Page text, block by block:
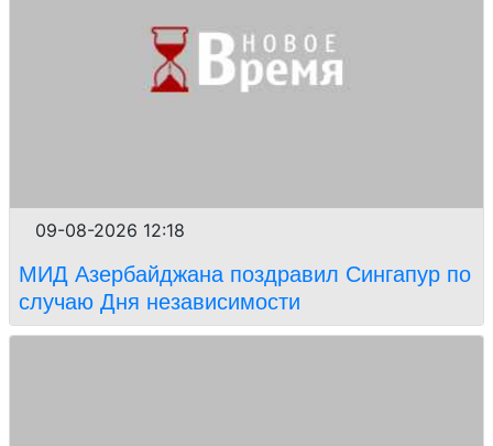
09-08-2026 12:18
МИД Азербайджана поздравил Сингапур по
случаю Дня независимости